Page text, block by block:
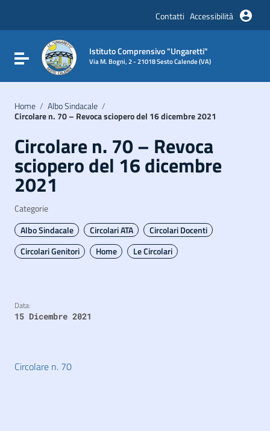
Vai al footer
Contatti Accessibilità
Attiva / disattiva la navigazione
Istituto Comprensivo "Ungaretti"
Via M. Bogni, 2 - 21018 Sesto Calende (VA)
Home / Albo Sindacale /
Circolare n. 70 – Revoca sciopero del 16 dicembre 2021
Circolare n. 70 – Revoca
sciopero del 16 dicembre
2021
Categorie
Albo Sindacale
Circolari ATA
Circolari Docenti
Circolari Genitori
Home Le Circolari
Data:
15 Dicembre 2021
Circolare n. 70